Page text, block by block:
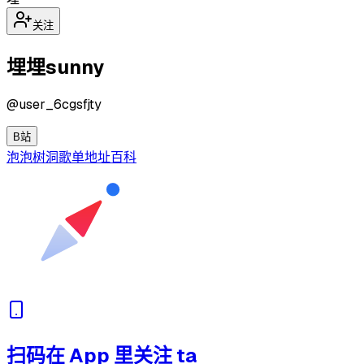
关注
埋埋sunny
@user_6cgsfjty
B站
泡泡树洞歌单地址百科
扫码在 App 里关注 ta